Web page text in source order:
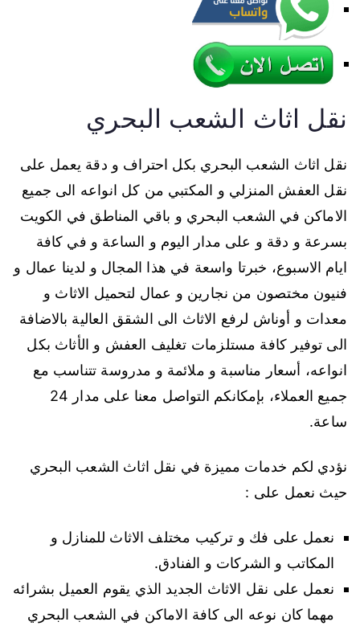
نقل اثاث الشعب البحري
نقل اثاث الشعب البحري بكل احتراف و دقة يعمل على
نقل العفش المنزلي و المكتبي من كل انواعه الى جميع
الاماكن في الشعب البحري و باقي المناطق في الكويت
بسرعة و دقة و على مدار اليوم و الساعة و في كافة
ايام الاسبوع، خبرتا واسعة في هذا المجال و لدينا عمال و
فنيون مختصون من نجارين و عمال لتحميل الاثاث و
معدات و أوناش لرفع الاثاث الى الشقق العالية بالاضافة
الى توفير كافة مستلزمات تغليف العفش و الأثاث بكل
انواعه، أسعار مناسبة و ملائمة و مدروسة تتناسب مع
جميع العملاء، بإمكانكم التواصل معنا على مدار 24
ساعة.
نؤدي لكم خدمات مميزة في نقل اثاث الشعب البحري
حيث نعمل على :
نعمل على فك و تركيب مختلف الاثاث للمنازل و
المكاتب و الشركات و الفنادق.
نعمل على نقل الاثاث الجديد الذي يقوم العميل بشرائه
مهما كان نوعه الى كافة الاماكن في الشعب البحري